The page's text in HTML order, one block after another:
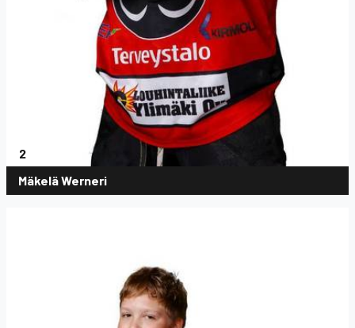
2
Mäkelä Werneri